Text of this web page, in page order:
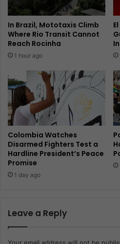
In Brazil, Mototaxis Climb
Where Rio Transit Cannot
Reach Rocinha
1 hour ago
Colombia Watches
Disarmed Fighters Test a
Hardline President’s Peace
Promise
1 day ago
Leave a Reply